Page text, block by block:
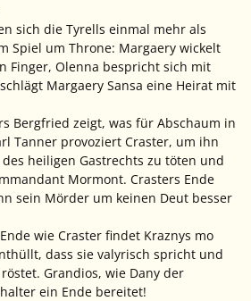
sich die Tyrells einmal mehr als
Spiel um Throne: Margaery wickelt
Finger, Olenna bespricht sich mit
Margaery Sansa eine Heirat mit
Bergfried zeigt, was für Abschaum in
Tanner provoziert Craster, um ihn
heiligen Gastrechts zu töten und
Mormont. Crasters Ende
sein Mörder um keinen Deut besser
wie Craster findet Kraznys mo
dass sie valyrisch spricht und
Grandios, wie Dany der
ein Ende bereitet!